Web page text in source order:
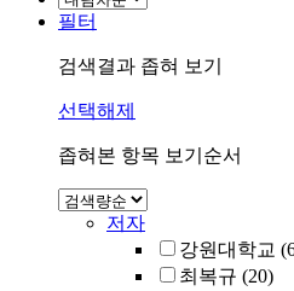
필터
검색결과 좁혀 보기
선택해제
좁혀본 항목 보기순서
저자
강원대학교
최복규 (20)